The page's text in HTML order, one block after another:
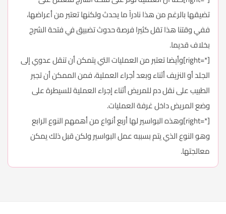
تضيقها بالرغم من هذا نادراً ما يحدث ولكنها تعتبر من أعراضها،
ففي وقتنا هذا تقل كثيرا فرصة حدوث تضبيق في فتحة الشرج
بخلاف قديما.
[*=right]وأيضا تعتبر من العمليات التي يتمكن أن تنقل عدوي إلى
الجلد أو النزيف أثناء وبعد أجراء العملية، فمن الممكن أن تجبر
الطبيب على نقل دم للمريض أثناء إجراء العملية للسيطرة على
وضع المريض داخل غرفة العمليات.
[*=right]وهذه البواسير لها أربع أنواع من أهمهم النوع الرابع
وهو النوع الذي يتم بسببه عمل البواسير ولكن قبل ذلك يمكن
معالجتها.